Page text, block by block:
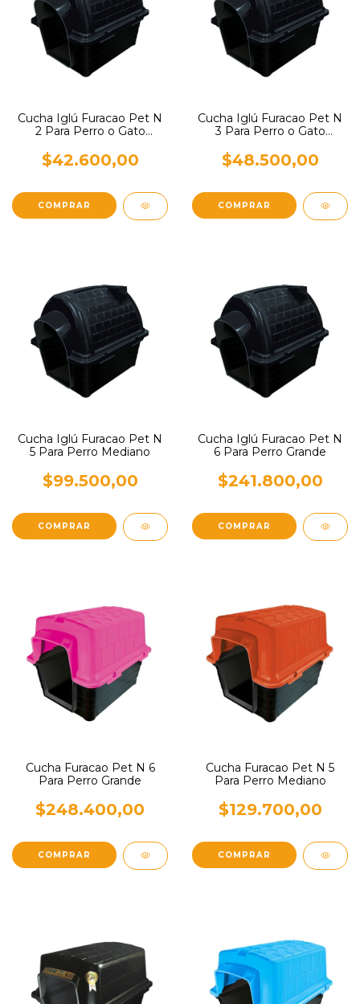
Cucha Iglú Furacao Pet N
2 Para Perro o Gato
$42.600,00
COMPRAR
Cucha Iglú Furacao Pet N
3 Para Perro o Gato
$48.500,00
Cucha Iglú Furacao Pet N
5 Para Perro Mediano
$99.500,00
Cucha Iglú Furacao Pet N
6 Para Perro Grande
$241.800,00
Cucha Furacao Pet N 6
Para Perro Grande
$248.400,00
COMPRAR
Cucha Furacao Pet N 5
Para Perro Mediano
$129.700,00
COMPRAR